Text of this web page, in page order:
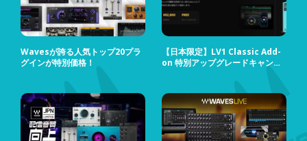
Wavesが誇る人気トップ20プラ
グインが特別価格！
【日本限定】LV1 Classic Add-
on 特別アップグレードキャンペ